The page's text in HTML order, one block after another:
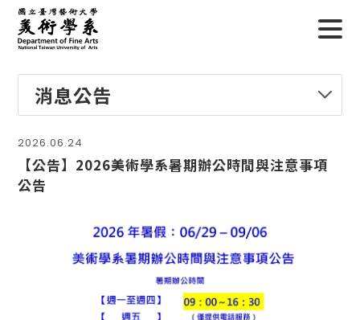
消息公告
2026.06.24
【公告】2026美術學系暑期辦公時間與注意事項
公告